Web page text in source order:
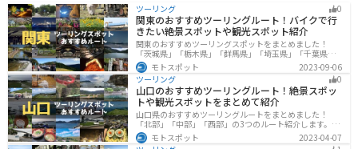
ツーリング 0
関東のおすすめツーリングルート！バイクで行
きたい絶景スポットや観光スポット紹介
関東のおすすめツーリングスポットをまとめました！
「茨城県」「栃木県」「群馬県」「埼玉県」「千葉県」
「東京都」「神奈川県」の各県の観光地紹介します。自
然豊かな山々や湖、温泉地が点在し、四季折々の景色を
楽しめるスポットが多数あります。バイクで関東にツー
リングに行く際は参考にしてください。
モトスポット
2023-09-06
ツーリング
0
山口のおすすめツーリングルート！絶景スポッ
トや観光スポットをまとめて紹介
山口県のおすすめツーリングルートをまとめました！
「北部」「中部」「西部」の3つのルート紹介します。美
しい海岸線や山々を楽しむことができます。バイクで山
口県にツーリングに行く際は参考にしてください。
モトスポット
2023-04-07